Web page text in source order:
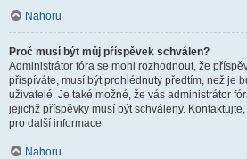
Nahoru
Proč musí být můj příspěvek schválen?
Administrátor fóra se mohl rozhodnout, že
přispíváte, musí být prohlédnuty předtím, než je
uživatelé. Je také možné, že vás administrátor
jejichž příspěvky musí být schváleny.
pro další informace.
Nahoru